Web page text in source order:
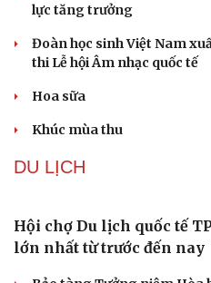
Phê duyệt Kế hoạch bồi
VĂN HÓA
Hiệu sách cũ, không gian
Đoàn học sinh Việt Nam
thi Lễ hội Âm nhạc quốc tế